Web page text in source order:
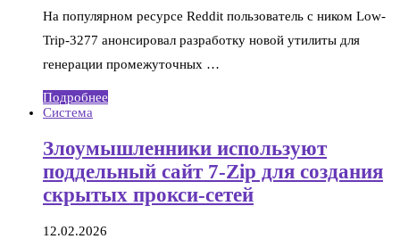
На популярном ресурсе Reddit пользователь с ником Low-
Trip-3277 анонсировал разработку новой утилиты для
генерации промежуточных …
Подробнее
Система
Злоумышленники используют
поддельный сайт 7-Zip для создания
скрытых прокси-сетей
12.02.2026